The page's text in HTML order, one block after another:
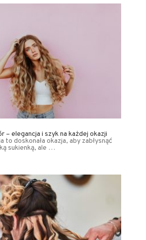
– elegancja i szyk na każdej okazji
to doskonała okazja, aby zabłysnąć
sukienką, ale …